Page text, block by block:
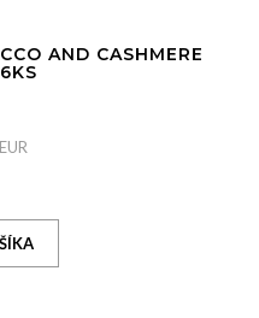
AND CASHMERE
EUR